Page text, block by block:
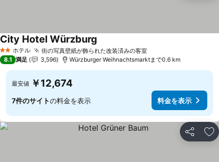
2 ホテルのランク
ホテル 街の写真壁紙が飾られた改装済みの客室
City Hotel Würzburg
8.1 満足 3,596 Würzburger Weihnachtsmarktまで0.6 km
最安値 ￥12,674
7件のサイトの料金を表示 料金を表示
シェア お